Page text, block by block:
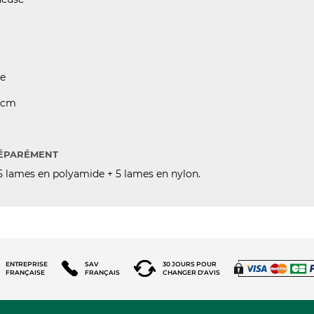
lames en polyamide + 5 lames en nylon.
ENTREPRISE
FRANÇAISE
SAV
FRANÇAIS
30 JOURS POUR
CHANGER D'AVIS